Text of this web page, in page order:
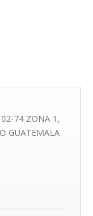
02-74 ZONA 1,
GUATEMALA